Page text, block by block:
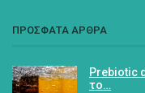
ΠΡΟΣΦΑΤΑ ΑΡΘΡΑ
Prebiotic
το…